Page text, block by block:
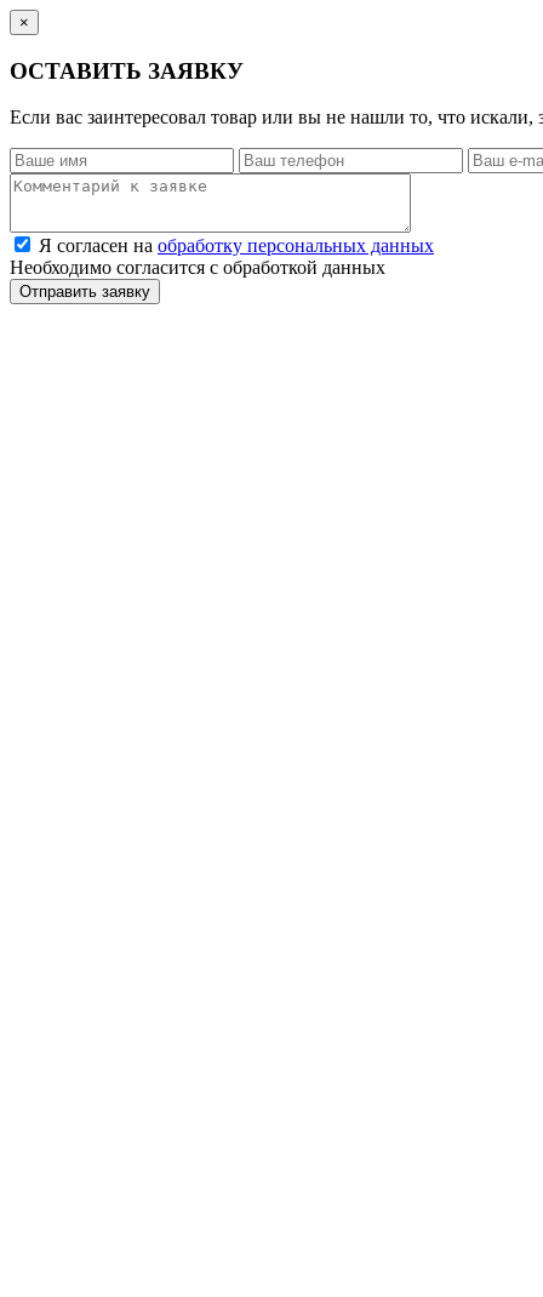
×
ОСТАВИТЬ ЗАЯВКУ
Если вас заинтересовал товар или вы не нашли то, что
Я согласен на обработку персональных данных
Необходимо согласится с обработкой данных